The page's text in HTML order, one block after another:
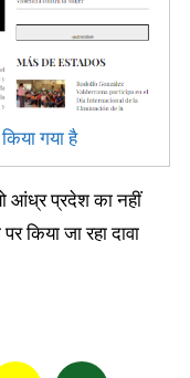
गया है
आंध्र प्रदेश का नहीं
किया जा रहा दावा